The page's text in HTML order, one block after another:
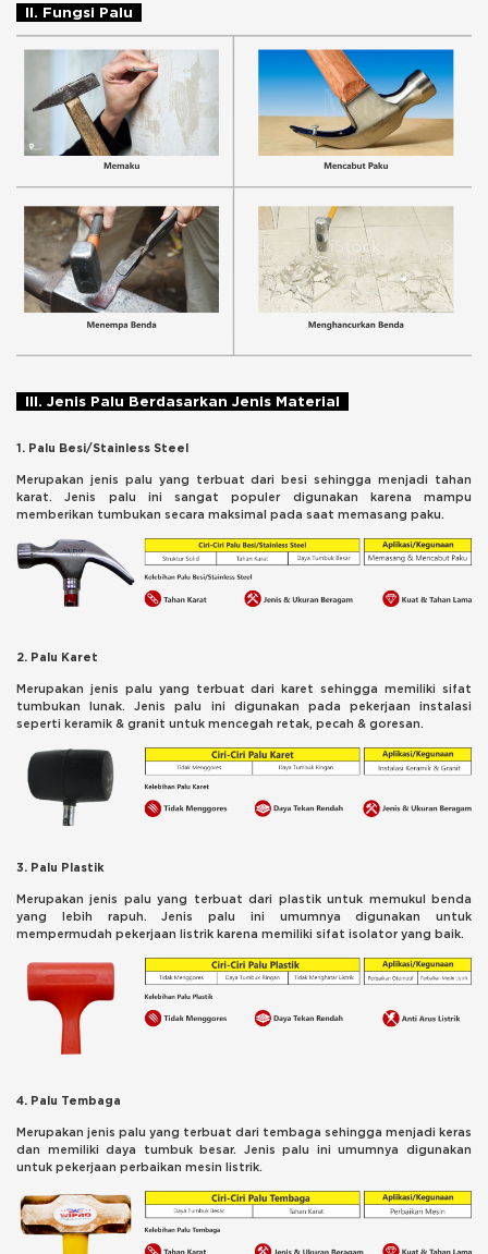
II. Fungsi Palu
III. Jenis Palu Berdasarkan Jenis Material
1. Palu Besi/Stainless Steel
Merupakan jenis palu yang terbuat dari besi sehingga menjadi tahan
karat. Jenis palu ini sangat populer digunakan karena mampu
memberikan tumbukan secara maksimal pada saat memasang paku.
2. Palu Karet
Merupakan jenis palu yang terbuat dari karet sehingga memiliki sifat
tumbukan lunak. Jenis palu ini digunakan pada pekerjaan instalasi
seperti keramik & granit untuk mencegah retak, pecah & goresan.
3. Palu Plastik
Merupakan jenis palu yang terbuat dari plastik untuk memukul benda
yang lebih rapuh. Jenis palu ini umumnya digunakan untuk
mempermudah pekerjaan listrik karena memiliki sifat isolator yang baik.
4. Palu Tembaga
Merupakan jenis palu yang terbuat dari tembaga sehingga menjadi keras
dan memiliki daya tumbuk besar. Jenis palu ini umumnya digunakan
untuk pekerjaan perbaikan mesin listrik.